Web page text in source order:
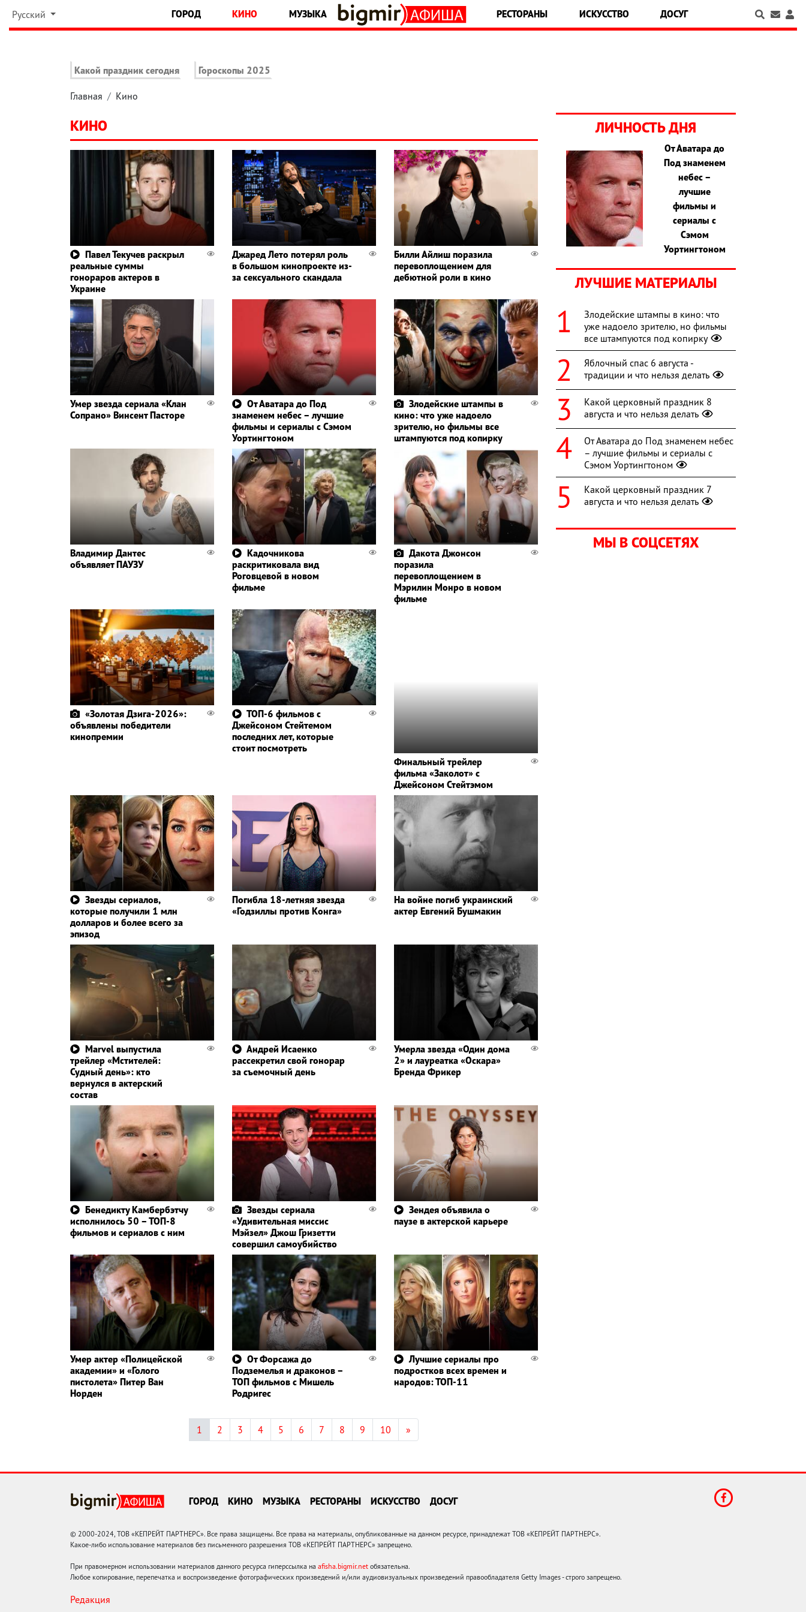
Русский ГОРОД КИНО МУЗЫКА РЕСТОРАНЫ ИСКУССТВО ДОСУГ
Какой праздник сегодня Гороскопы 2025
Главная Кино
КИНО
Павел Текучев раскрыл
реальные суммы
гонораров актеров в
Украине
Джаред Лето потерял роль
в большом кинопроекте из-
за сексуального скандала
Билли Айлиш поразила
перевоплощением для
дебютной роли в кино
Умер звезда сериала «Клан
Сопрано» Винсент Пасторе
От Аватара до Под
знаменем небес – лучшие
фильмы и сериалы с Сэмом
Уортингтоном
Злодейские штампы в
кино: что уже надоело
зрителю, но фильмы все
штампуются под копирку
Владимир Дантес
объявляет ПАУЗУ
Кадочникова
раскритиковала вид
Роговцевой в новом
фильме
Дакота Джонсон
поразила
перевоплощением в
Мэрилин Монро в новом
фильме
«Золотая Дзига-2026»:
объявлены победители
кинопремии
ТОП-6 фильмов с
Джейсоном Стейтемом
последних лет, которые
стоит посмотреть
Финальный трейлер
фильма «Заколот» с
Джейсоном Стейтэмом
Звезды сериалов,
которые получили 1 млн
долларов и более всего за
эпизод
Погибла 18-летняя звезда
«Годзиллы против Конга»
На войне погиб украинский
актер Евгений Бушмакин
Marvel выпустила
трейлер «Мстителей:
Судный день»: кто
вернулся в актерский
состав
Андрей Исаенко
рассекретил свой гонорар
за съемочный день
Умерла звезда «Один дома
2» и лауреатка «Оскара»
Бренда Фрикер
Бенедикту Камбербэтчу
исполнилось 50 – ТОП-8
фильмов и сериалов с ним
Звезды сериала
«Удивительная миссис
Мэйзел» Джош Гризетти
совершил самоубийство
Зендея объявила о
паузе в актерской карьере
Умер актер «Полицейской
академии» и «Голого
пистолета» Питер Ван
Норден
От Форсажа до
Подземелья и драконов –
ТОП фильмов с Мишель
Родригес
Лучшие сериалы про
подростков всех времен и
народов: ТОП-11
1 2 3 4 5 6 7 8 9 10 »
ЛИЧНОСТЬ ДНЯ
От Аватара до
Под знаменем
небес –
лучшие
фильмы и
сериалы с
Сэмом
Уортингтоном
ЛУЧШИЕ МАТЕРИАЛЫ
Злодейские штампы в кино: что
уже надоело зрителю, но фильмы
все штампуются под копирку
Яблочный спас 6 августа -
традиции и что нельзя делать
Какой церковный праздник 8
августа и что нельзя делать
От Аватара до Под знаменем небес
– лучшие фильмы и сериалы с
Сэмом Уортингтоном
Какой церковный праздник 7
августа и что нельзя делать
МЫ В СОЦСЕТЯХ
ГОРОД КИНО МУЗЫКА РЕСТОРАНЫ ИСКУССТВО ДОСУГ
© 2000-2024, ТОВ «КЕПРЕЙТ ПАРТНЕРС». Все права защищены. Все права на материалы, опубликованные на данном ресурсе, принадлежат ТОВ «КЕПРЕЙТ ПАРТНЕРС».
Какое-либо использование материалов без письменного разрешения ТОВ «КЕПРЕЙТ ПАРТНЕРС» запрещено.
При правомерном использовании материалов данного ресурса гиперссылка на afisha.bigmir.net обязательна.
Любое копирование, перепечатка и воспроизведение фотографических произведений и/или аудиовизуальных произведений правообладателя Getty Images - строго запрещено.
Редакция